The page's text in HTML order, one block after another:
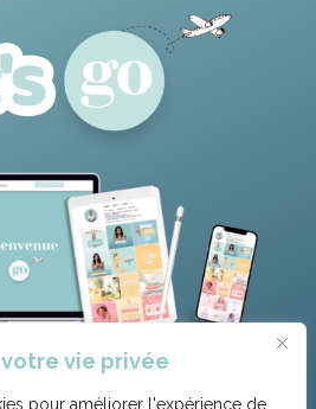
vie privée
pour améliorer l'expérience de